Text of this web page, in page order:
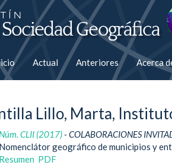
Actual Anteriores Acerca
Lillo, Marta,
Núm. CLII (2017)- COLABORACIONES
Nomenclátor geográfico de municipios y
Resumen PDF